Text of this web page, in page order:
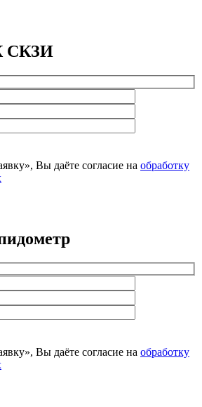
СКЗИ
Вы даёте согласие на обработку
Вы даёте согласие на обработку